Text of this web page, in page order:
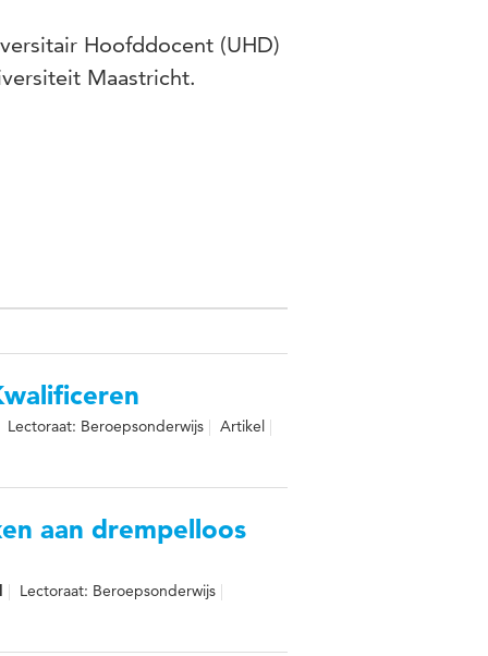
Hoofddocent (UHD)
Maastricht.
Lectoraat: Beroepsonderwijs Artikel
aan drempelloos
Lectoraat: Beroepsonderwijs